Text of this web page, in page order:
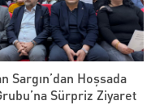
Sargın’dan Hoşsada
Sürpriz Ziyaret